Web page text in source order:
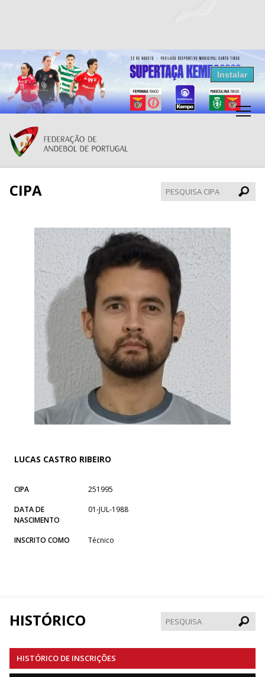
Resultados Andebol
Federação de Andebol de Portugal
Grátis - Disponivel na Play Store
Instalar
CIPA
CIPA
LUCAS CASTRO RIBEIRO
CIPA
251995
DATA DE
NASCIMENTO
01-JUL-1988
INSCRITO COMO Técnico
HISTÓRICO
HISTÓRICO DE INSCRIÇÕES